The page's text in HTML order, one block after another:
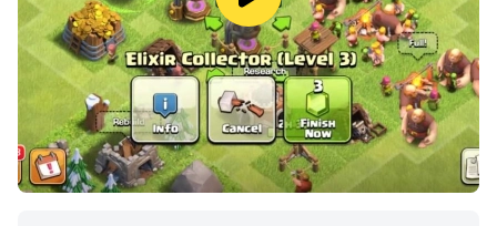
1、非常簡單的遊戲玩法，你可以很快的掌握，整體操作也
是非常流暢的。
2、這款遊戲的操作也非常簡單，玩家可以快速上手，並且
運行非常流暢。
3、你需要控制利用所有的自由空間，合理調整物品的角度